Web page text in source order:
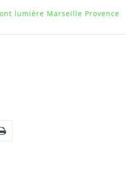
lumière Marseille Provence